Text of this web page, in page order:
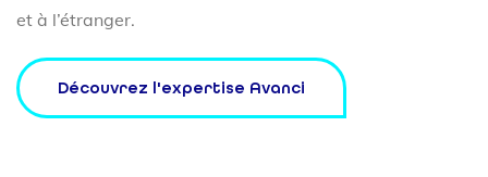
et à l’étranger.
Découvrez l'expertise Avanci